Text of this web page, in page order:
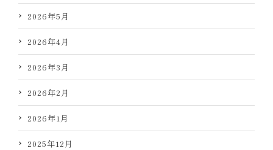
2026年5月
2026年4月
2026年3月
2026年2月
2026年1月
2025年12月